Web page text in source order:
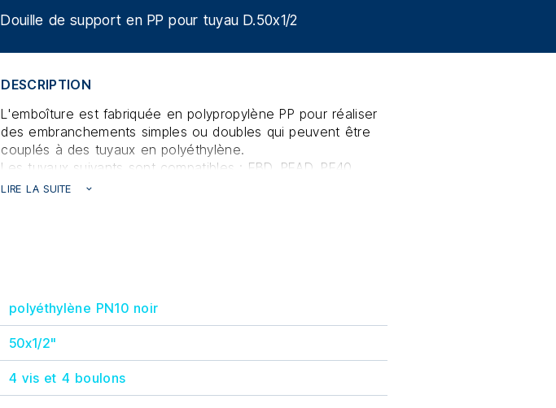
Douille de support en PP pour tuyau D.50x1/2
DESCRIPTION
L'emboîture est fabriquée en polypropylène PP pour réaliser
des embranchements simples ou doubles qui peuvent être
couplés à des tuyaux en polyéthylène.
Les tuyaux suivants sont compatibles : EBD, PEAD, PE40,
PE80, PE100.
Idéal pour le montage de porte-sondes ou de capteurs de
débit sur les circuits.
LIRE LA SUITE
polyéthylène PN10 noir
50x1/2"
4 vis et 4 boulons